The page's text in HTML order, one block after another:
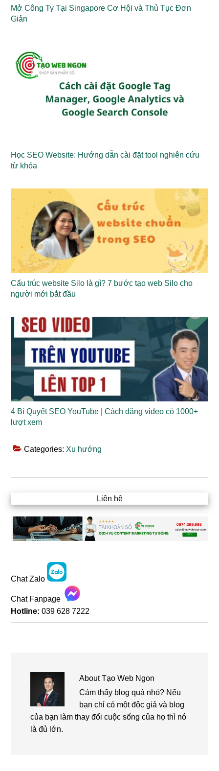
Mở Công Ty Tại Singapore Cơ Hội và Thủ Tục Đơn
Giản
Học SEO Website: Hướng dẫn cài đặt tool nghiên cứu
từ khóa
Cấu trúc website Silo là gì? 7 bước tạo web Silo cho
người mới bắt đầu
4 Bí Quyết SEO YouTube | Cách đăng video có 1000+
lượt xem
Categories: Xu hướng
Liên hệ
Chat Zalo
Chat Fanpage
Hotline: 039 628 7222
AboutTạo Web Ngon
Cảm thấy blog quá nhỏ? Nếu
bạn chỉ có một độc giả và blog
của bạn làm thay đổi cuộc sống của họ thì nó
là đủ lớn.